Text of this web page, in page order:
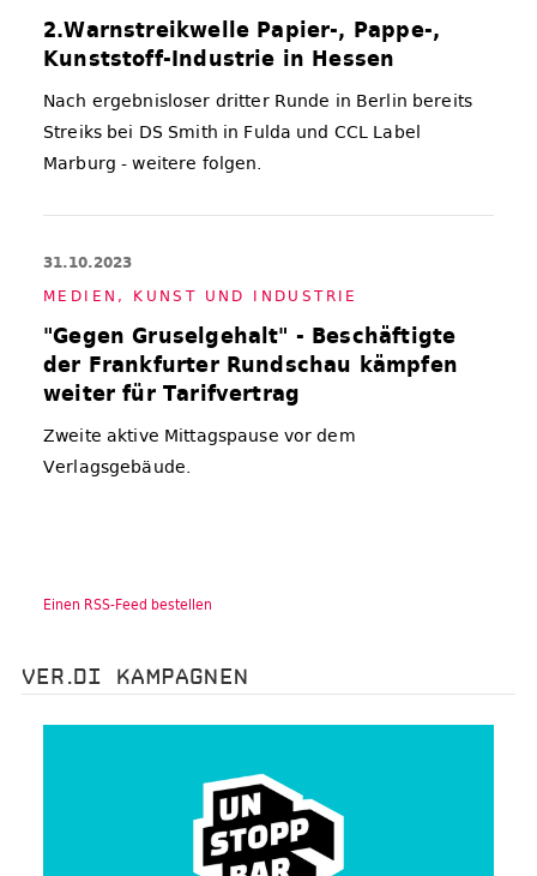
2.Warnstreikwelle Papier-, Pappe-,
Kunststoff-Industrie in Hessen
Nach ergebnisloser dritter Runde in Berlin bereits
Streiks bei DS Smith in Fulda und CCL Label
Marburg - weitere folgen.
31.10.2023
ME­DIEN, KUNST UND IN­DUS­TRIE
"Gegen Gruselgehalt" - Beschäftigte
der Frankfurter Rundschau kämpfen
weiter für Tarifvertrag
Zweite aktive Mittagspause vor dem
Verlagsgebäude.
Einen RSS-Feed bestellen
VER.DI KAMPAGNEN